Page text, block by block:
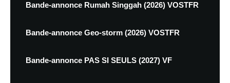
Bande-annonce Rumah Singgah (2026) VOSTFR
Bande-annonce Geo-storm (2026) VOSTFR
Bande-annonce PAS SI SEULS (2027) VF